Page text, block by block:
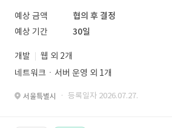
예상 금액
협의 후 결정
예상 기간
30일
개발
웹 외 2개
네트워크ㆍ서버 운영 외 1개
서울특별시 · 등록일자 2026.07.27.